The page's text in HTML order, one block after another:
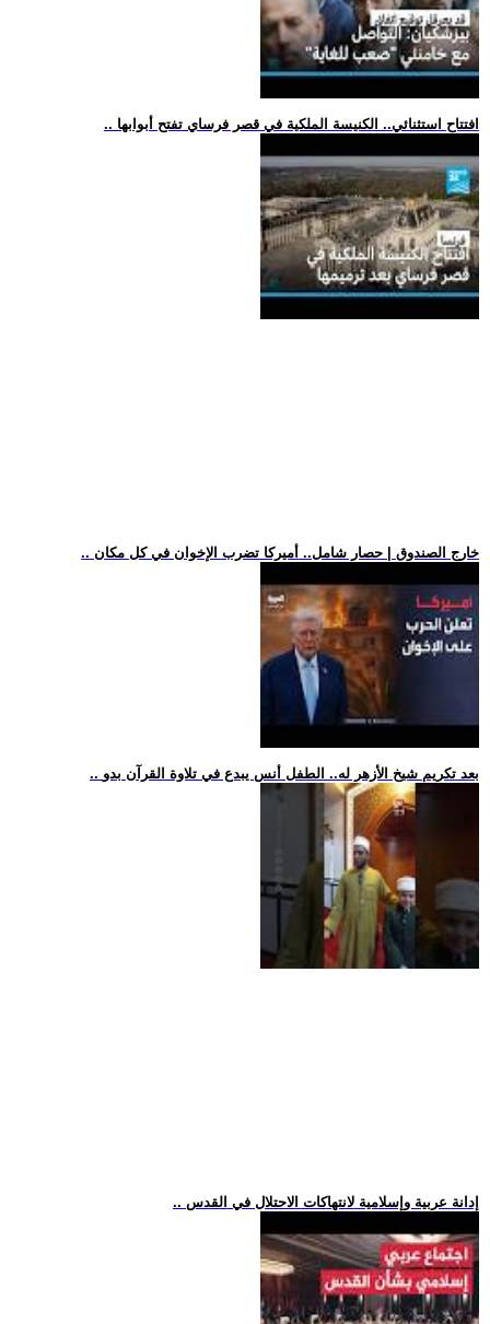
.. افتتاح استثنائي.. الكنيسة الملكية في قصر فرساي تفتح أبوابها
.. خارج الصندوق | حصار شامل.. أميركا تضرب الإخوان في كل مكان
.. بعد تكريم شيخ الأزهر له.. الطفل أنس يبدع في تلاوة القرآن بدو
.. إدانة عربية وإسلامية لانتهاكات الاحتلال في القدس